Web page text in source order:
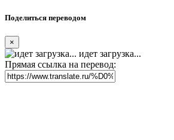
Поделиться переводом
×
идет загрузка...
Прямая ссылка на перевод: